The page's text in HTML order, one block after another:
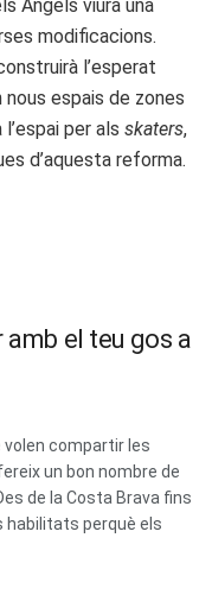
Àngels viurà una
modificacions.
l’esperat
nous espais de zones
per als skaters,
d’aquesta reforma.
amb el teu gos a
volen compartir les
un bon nombre de
de la Costa Brava fins
habilitats perquè els